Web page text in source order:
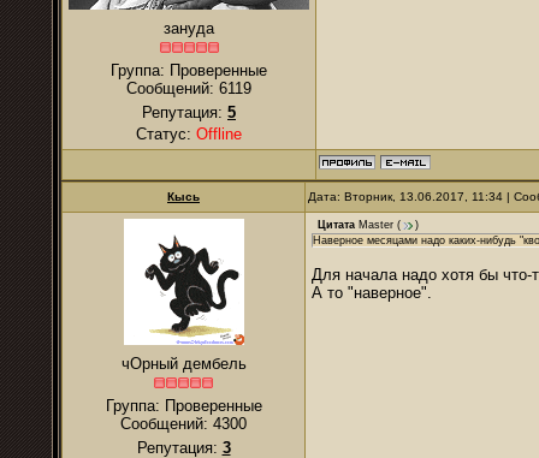
зануда
Группа: Проверенные
Сообщений: 6119
Репутация: 5
Статус: Offline
Кысь Дата: Вторник, 13.06.2017, 11:34 |
чОрный дембель
Группа: Проверенные
Сообщений: 4300
Репутация: 3
Цитата Master (
)
Наверное месяцами надо каких-нибудь
Для начала надо хотя бы что-
А то "наверное".